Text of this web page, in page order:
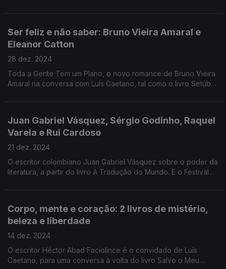
Ser feliz e não saber: Bruno Vieira Amaral e
Eleanor Catton
28 dez. 2024
Toda a Gente Tem um Plano, o novo romance de Bruno Vieira
Amaral na conversa com Luís Caetano, tal como o livro Setúbal.
Juan Gabriel Vásquez, Sérgio Godinho, Raquel
Varela e Rui Cardoso
21 dez. 2024
O escritor colombiano Juan Gabriel Vásquez sobre o poder da
literatura, a partir do livro A Tradução do Mundo. E o Festival
Corpo, mente e coração: 2 livros de mistério,
beleza e liberdade
14 dez. 2024
O escritor Héctor Abad Faciolince é o convidado de Luís
Caetano, para uma conversa à volta do livro Salvo o Meu